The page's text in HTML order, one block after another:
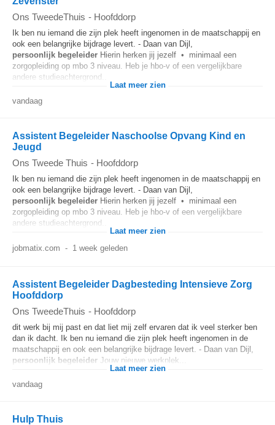
Ons TweedeThuis - Hoofddorp
Ik ben nu iemand die zijn plek heeft ingenomen in de maatschappij en
ook een belangrijke bijdrage levert. - Daan van Dijl,
persoonlijk begeleider Hierin herken jij jezelf • minimaal een
zorgopleiding op mbo 3 niveau. Heb je hbo-v of een vergelijkbare
andere studieachtergrond...
Laat meer zien
vandaag
Assistent Begeleider Naschoolse Opvang Kind en
Jeugd
Ons Tweede Thuis - Hoofddorp
Ik ben nu iemand die zijn plek heeft ingenomen in de maatschappij en
ook een belangrijke bijdrage levert. - Daan van Dijl,
persoonlijk begeleider Hierin herken jij jezelf • minimaal een
zorgopleiding op mbo 3 niveau. Heb je hbo-v of een vergelijkbare
andere studieachtergrond...
Laat meer zien
jobmatix.com - 1 week geleden
Assistent Begeleider Dagbesteding Intensieve Zorg
Hoofddorp
Ons TweedeThuis - Hoofddorp
dit werk bij mij past en dat liet mij zelf ervaren dat ik veel sterker ben
dan ik dacht. Ik ben nu iemand die zijn plek heeft ingenomen in de
maatschappij en ook een belangrijke bijdrage levert. - Daan van Dijl,
persoonlijk begeleider Jouw nieuwe werkplek...
Laat meer zien
vandaag
Hulp Thuis